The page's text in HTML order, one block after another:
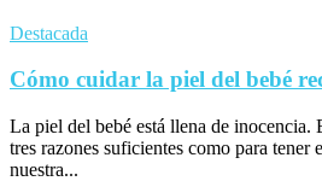
Destacada
Cómo cuidar la piel del bebé
La piel del bebé está llena de inocencia.
tres razones suficientes como para tener
nuestra...